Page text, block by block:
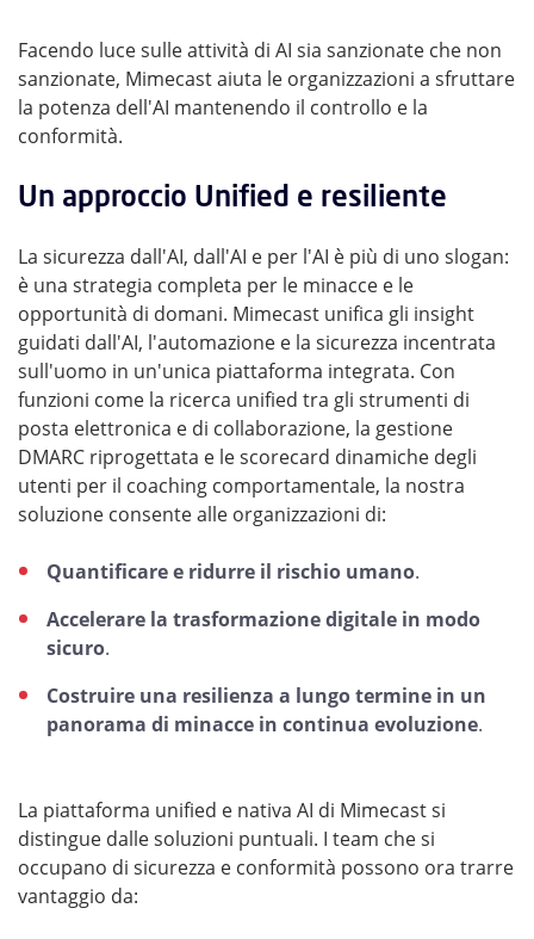
Facendo luce sulle attività di AI sia sanzionate che non
sanzionate, Mimecast aiuta le organizzazioni a sfruttare
la potenza dell'AI mantenendo il controllo e la
conformità.
Un approccio Unified e resiliente
La sicurezza dall'AI, dall'AI e per l'AI è più di uno slogan:
è una strategia completa per le minacce e le
opportunità di domani. Mimecast unifica gli insight
guidati dall'AI, l'automazione e la sicurezza incentrata
sull'uomo in un'unica piattaforma integrata. Con
funzioni come la ricerca unified tra gli strumenti di
posta elettronica e di collaborazione, la gestione
DMARC riprogettata e le scorecard dinamiche degli
utenti per il coaching comportamentale, la nostra
soluzione consente alle organizzazioni di:
Quantificare e ridurre il rischio umano.
Accelerare la trasformazione digitale in modo
sicuro.
Costruire una resilienza a lungo termine in un
panorama di minacce in continua evoluzione.
La piattaforma unified e nativa AI di Mimecast si
distingue dalle soluzioni puntuali. I team che si
occupano di sicurezza e conformità possono ora trarre
vantaggio da: